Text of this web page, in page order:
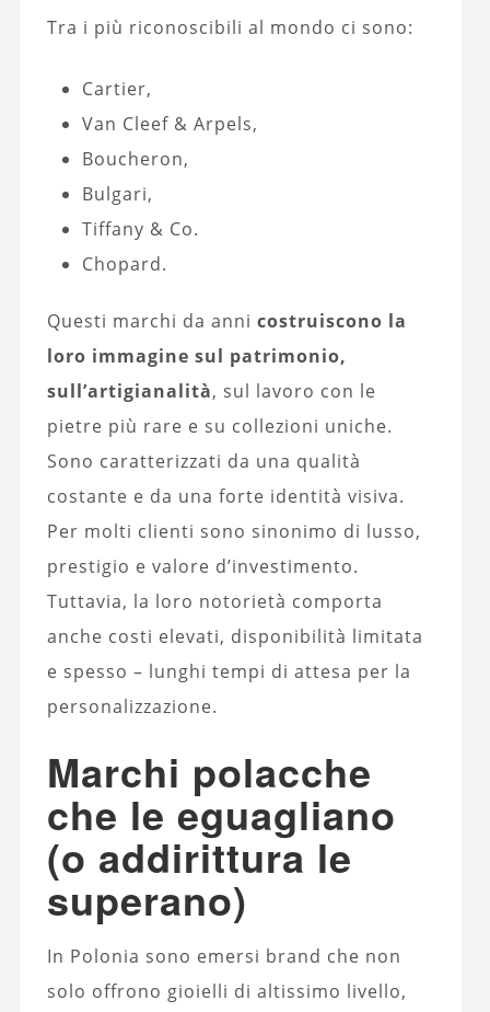
Tra i più riconoscibili al mondo ci sono:
Cartier,
Van Cleef & Arpels,
Boucheron,
Bulgari,
Tiffany & Co.
Chopard.
Questi marchi da anni costruiscono la
loro immagine sul patrimonio,
sull’artigianalità, sul lavoro con le
pietre più rare e su collezioni uniche.
Sono caratterizzati da una qualità
costante e da una forte identità visiva.
Per molti clienti sono sinonimo di lusso,
prestigio e valore d’investimento.
Tuttavia, la loro notorietà comporta
anche costi elevati, disponibilità limitata
e spesso – lunghi tempi di attesa per la
personalizzazione.
Marchi polacche
che le eguagliano
(o addirittura le
superano)
In Polonia sono emersi brand che non
solo offrono gioielli di altissimo livello,